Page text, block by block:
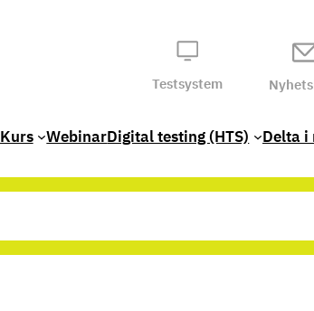
Testsystem
Kurs WebinarDigital testing (HTS) Delta i